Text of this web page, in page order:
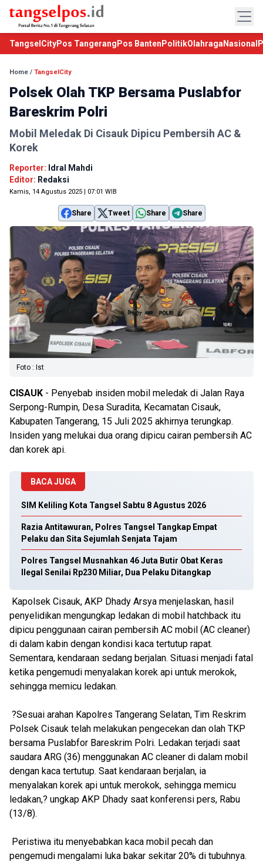
TangselCityPos Tangerang Pos Banten PolitikOlahraga Nasional
Home / TangselCity
Polsek Olah TKP Bersama Puslabfor
Bareskrim Polri
Mobil Meledak Di Cisauk Dipicu Pembersih AC &
Korek
Reporter: Idral Mahdi
Editor: Redaksi
Kamis, 14 Agustus 2025 | 07:01 WIB
Share Tweet Share Share
Foto : Ist
CISAUK - Penyebab insiden mobil meledak di Jalan Raya
Serpong-Rumpin, Desa Suradita, Kecamatan Cisauk,
Kabupaten Tangerang, 15 Juli 2025 akhirnya terungkap.
Insiden yang melukai dua orang dipicu cairan pembersih AC
dan korek api.
BACA JUGA
SIM Keliling Kota Tangsel Sabtu 8 Agustus 2026
Razia Antitawuran, Polres Tangsel Tangkap Empat
Pelaku dan Sita Sejumlah Senjata Tajam
Polres Tangsel Musnahkan 46 Juta Butir Obat Keras
Ilegal Senilai Rp230 Miliar, Dua Pelaku Ditangkap
Kapolsek Cisauk, AKP Dhady Arsya menjelaskan, hasil
penyelidikan mengungkap ledakan di mobil hatchback itu
dipicu penggunaan cairan pembersih AC mobil (AC cleaner)
di dalam kabin dengan kondisi kaca tertutup rapat.
Sementara, kendaraan sedang berjalan. Situasi menjadi fatal
ketika pengemudi menyalakan korek api untuk merokok,
sehingga memicu ledakan.
?Sesuai arahan Kapolres Tangerang Selatan, Tim Reskrim
Polsek Cisauk telah melakukan pengecekan dan olah TKP
bersama Puslabfor Bareskrim Polri. Ledakan terjadi saat
saudara ARG (36) menggunakan AC cleaner di dalam mobil
dengan kaca tertutup. Saat kendaraan berjalan, ia
menyalakan korek api untuk merokok, sehingga memicu
ledakan,? ungkap AKP Dhady saat konferensi pers, Rabu
(13/8).
Peristiwa itu menyebabkan kaca mobil pecah dan
pengemudi mengalami luka bakar sekitar 20% di tubuhnya.